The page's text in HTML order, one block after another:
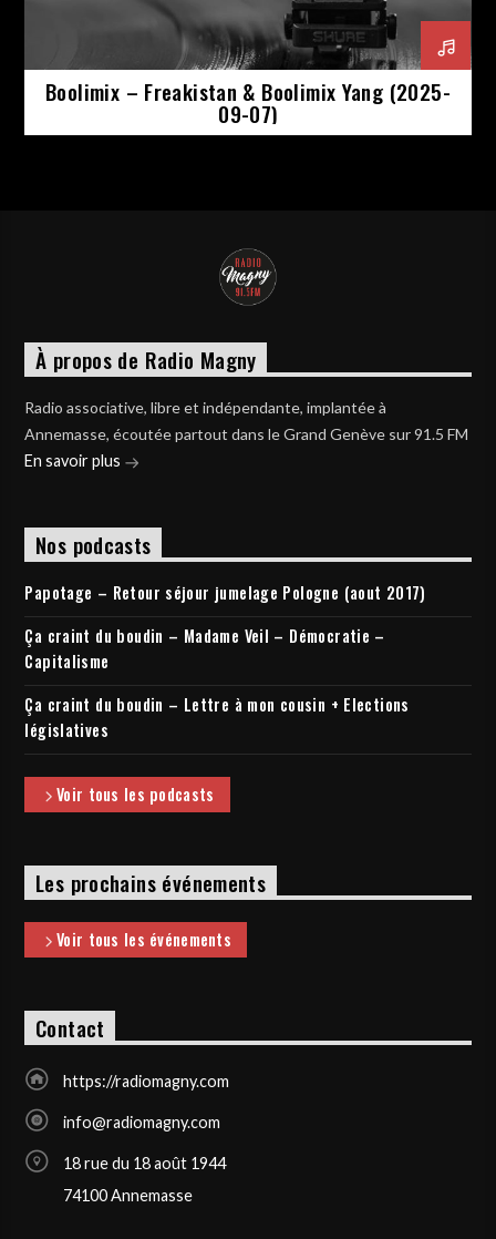
Boolimix – Freakistan & Boolimix Yang (2025-
09-07)
À propos de Radio Magny
Radio associative, libre et indépendante, implantée à
Annemasse, écoutée partout dans le Grand Genève sur 91.5 FM
En savoir plus
Nos podcasts
Papotage – Retour séjour jumelage Pologne (aout 2017)
Ça craint du boudin – Madame Veil – Démocratie –
Capitalisme
Ça craint du boudin – Lettre à mon cousin + Elections
législatives
Voir tous les podcasts
Les prochains événements
Voir tous les événements
Contact
https://radiomagny.com
info@radiomagny.com
18 rue du 18 août 1944
74100 Annemasse